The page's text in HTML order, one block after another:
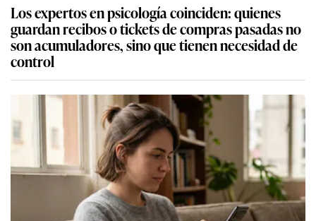
Los expertos en psicología coinciden: quienes
guardan recibos o tickets de compras pasadas no
son acumuladores, sino que tienen necesidad de
control